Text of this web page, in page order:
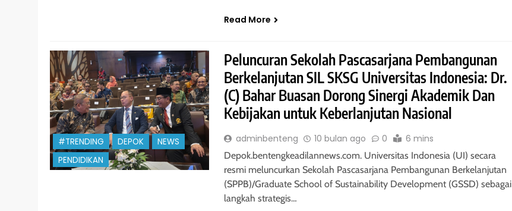
Read More
#TRENDING DEPOK
NEWS
PENDIDIKAN
Peluncuran Sekolah Pascasarjana Pembangunan
Berkelanjutan SIL SKSG Universitas Indonesia: Dr.
(C) Bahar Buasan Dorong Sinergi Akademik Dan
Kebijakan untuk Keberlanjutan Nasional
adminbenteng 10 bulan ago 0 6 mins
Depok.bentengkeadilannews.com. Universitas Indonesia (UI) secara
resmi meluncurkan Sekolah Pascasarjana Pembangunan Berkelanjutan
(SPPB)/Graduate School of Sustainability Development (GSSD) sebagai
langkah strategis…